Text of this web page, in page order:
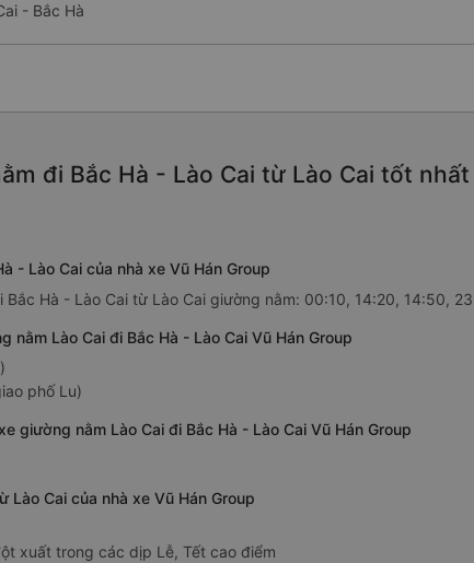
- Bắc Hà
đi Bắc Hà - Lào Cai từ Lào Cai tốt
- Lào Cai của nhà xe Vũ Hán Group
Bắc Hà - Lào Cai từ Lào Cai giường nằm: 00:10, 14:20, 14:50,
Lào Cai đi Bắc Hà - Lào Cai Vũ Hán Group
phố Lu)
giường nằm Lào Cai đi Bắc Hà - Lào Cai Vũ Hán Group
Lào Cai của nhà xe Vũ Hán Group
xuất trong các dịp Lễ, Tết cao điểm